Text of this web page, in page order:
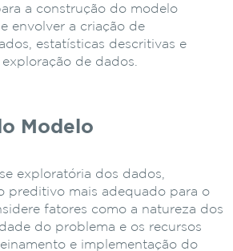
a construção do modelo
envolver a criação de
estatísticas descritivas e
de dados.
Modelo
exploratória dos dados,
preditivo mais adequado para o
fatores como a natureza dos
do problema e os recursos
e implementação do